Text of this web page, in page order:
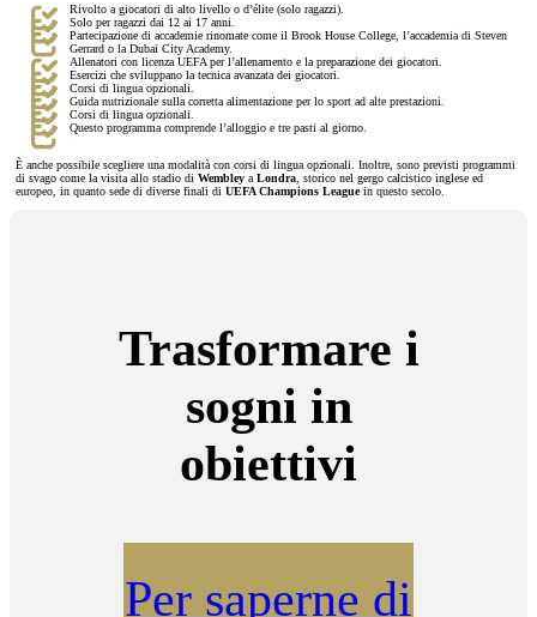
Rivolto a giocatori di alto livello o d’élite (solo ragazzi).
Solo per ragazzi dai 12 ai 17 anni.
Partecipazione di accademie rinomate come il Brook House College, l’accademia di Steven
Gerrard o la Dubai City Academy.
Allenatori con licenza UEFA per l’allenamento e la preparazione dei giocatori.
Esercizi che sviluppano la tecnica avanzata dei giocatori.
Corsi di lingua opzionali.
Guida nutrizionale sulla corretta alimentazione per lo sport ad alte prestazioni.
Corsi di lingua opzionali.
Questo programma comprende l’alloggio e tre pasti al giorno.
È anche possibile scegliere una modalità con corsi di lingua opzionali. Inoltre, sono previsti programmi
di svago come la visita allo stadio di Wembley a Londra , storico nel gergo calcistico inglese ed
europeo, in quanto sede di diverse finali di UEFA Champions Leaguein questo secolo.
Trasformare i
sogni in
obiettivi
Per saperne di